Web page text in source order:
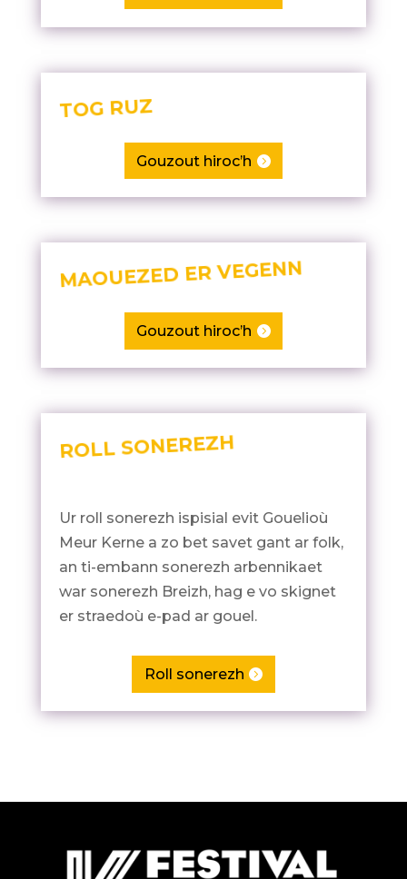
TOG RUZ
Gouzout hiroc’h
MAOUEZED ER VEGENN
Gouzout hiroc’h
ROLL SONEREZH
Ur roll sonerezh ispisial evit Gouelioù
Meur Kerne a zo bet savet gant ar folk,
an ti-embann sonerezh arbennikaet
war sonerezh Breizh, hag e vo skignet
er straedoù e-pad ar gouel.
Roll sonerezh